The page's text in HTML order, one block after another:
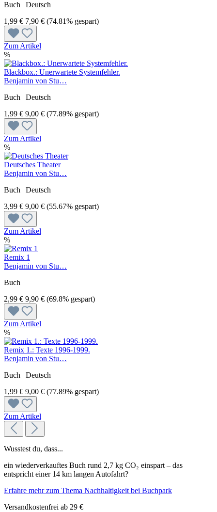
Buch | Deutsch
1,99 € 7,90 € (74.81% gespart)
Zum Artikel
%
Blackbox.: Unerwartete Systemfehler.
Benjamin von Stu…
Buch | Deutsch
1,99 € 9,00 € (77.89% gespart)
Zum Artikel
%
Deutsches Theater
Benjamin von Stu…
Buch | Deutsch
3,99 € 9,00 € (55.67% gespart)
Zum Artikel
%
Remix 1
Benjamin von Stu…
Buch
2,99 € 9,90 € (69.8% gespart)
Zum Artikel
%
Remix 1.: Texte 1996-1999.
Benjamin von Stu…
Buch | Deutsch
1,99 € 9,00 € (77.89% gespart)
Zum Artikel
Wusstest du, dass...
ein wiederverkauftes Buch rund 2,7 kg CO₂ einspart – das
entspricht einer 14 km langen Autofahrt?
Erfahre mehr zum Thema Nachhaltigkeit bei Buchpark
Versandkostenfrei ab 29 €